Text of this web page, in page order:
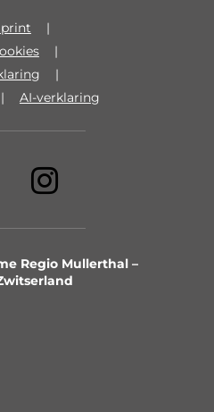
AI-verklaring
Regio Mullerthal –